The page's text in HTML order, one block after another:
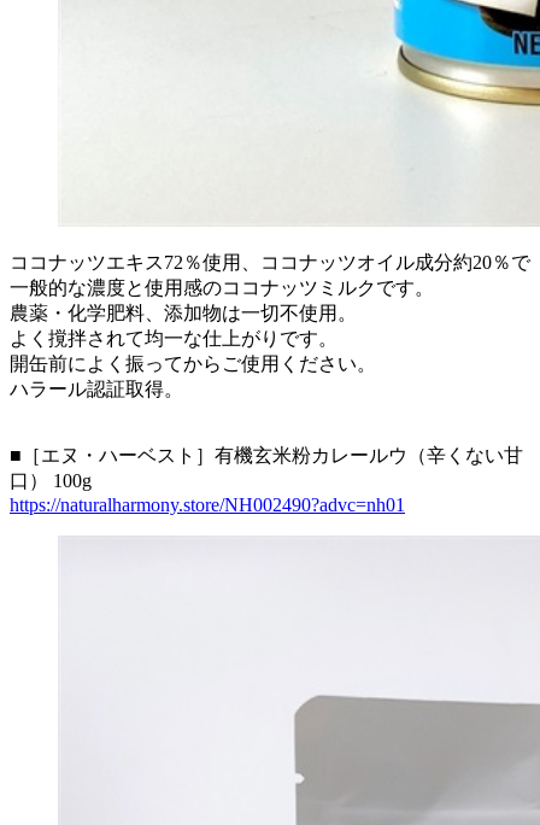
ココナッツエキス72％使用、ココナッツオイル成分約20％で
一般的な濃度と使用感のココナッツミルクです。
農薬・化学肥料、添加物は一切不使用。
よく撹拌されて均一な仕上がりです。
開缶前によく振ってからご使用ください。
ハラール認証取得。
■［エヌ・ハーベスト］有機玄米粉カレールウ（辛くない甘
口） 100g
https://naturalharmony.store/NH002490?advc=nh01